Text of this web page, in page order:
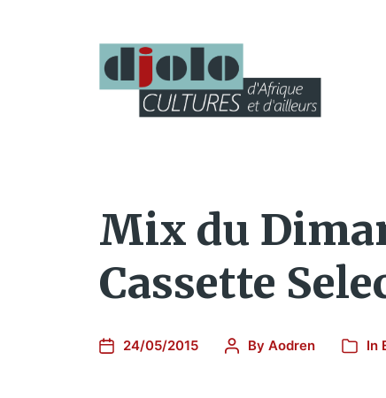
Mix du
Cassette
24/05/2015 By Aodren In